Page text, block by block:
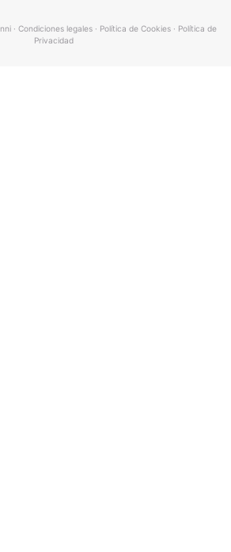
· Condiciones legales · Política de Cookies · Política de
Privacidad